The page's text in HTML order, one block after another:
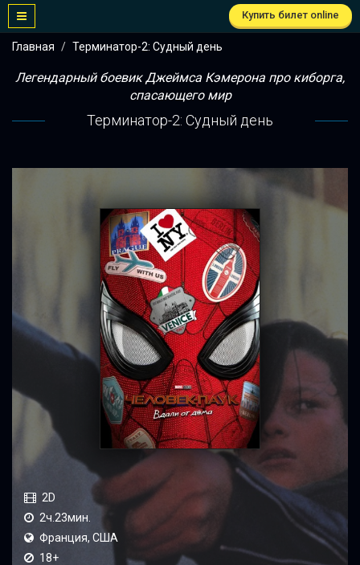
Купить билет online
Главная Терминатор-2: Судный день
Легендарный боевик Джеймса Кэмерона про киборга,
спасающего мир
Терминатор-2: Судный день
2D
2ч.23мин.
Франция, США
18+